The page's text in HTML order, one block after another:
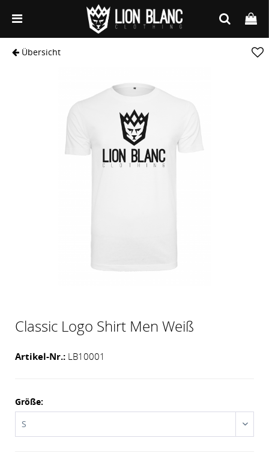
Übersicht
Classic Logo Shirt Men Weiß
Artikel-Nr.: LB10001
Größe: